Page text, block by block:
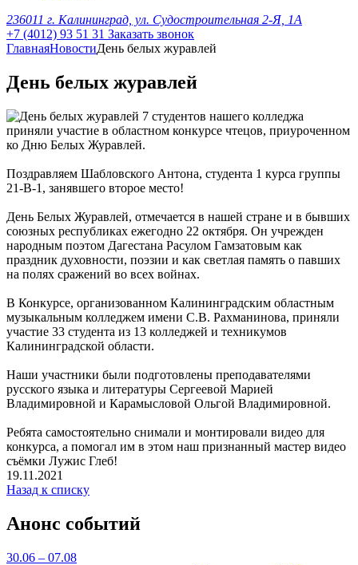
236011 г. Калининград, ул. Судостроительная 2-Я, 1А
+7 (4012) 93 51 31 Заказать звонок
ГлавнаяНовостиДень белых журавлей
День белых журавлей
7 студентов нашего колледжа
приняли участие в областном конкурсе чтецов, приуроченном
ко Дню Белых Журавлей.
Поздравляем Шабловского Антона, студента 1 курса группы
21-В-1, занявшего второе место!
День Белых Журавлей, отмечается в нашей стране и в бывших
союзных республиках ежегодно 22 октября. Он учрежден
народным поэтом Дагестана Расулом Гамзатовым как
праздник духовности, поэзии и как светлая память о павших
на полях сражений во всех войнах.
В Конкурсе, организованном Калининградским областным
музыкальным колледжем имени С.В. Рахманинова, приняли
участие 33 студента из 13 колледжей и техникумов
Калининградской области.
Наши участники были подготовлены преподавателями
русского языка и литературы Сергеевой Марией
Владимировной и Карамысловой Ольгой Владимировной.
Ребята самостоятельно снимали и монтировали видео для
конкурса, а помогал им в этом наш признанный мастер видео
съёмки Лужис Глеб!
19.11.2021
Назад к списку
Анонс событий
30.06 – 07.08